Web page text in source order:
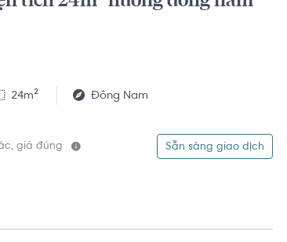
24m² Đông Nam
giá đúng Sẵn sàng giao dịch